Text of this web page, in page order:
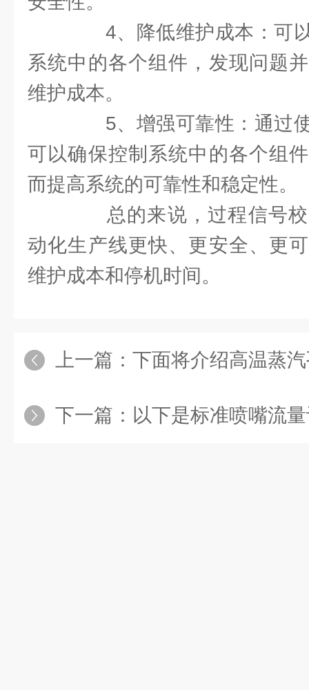
4、降低维护成本：可以
系统中的各个组件，发现问题
维护成本。
5、增强可靠性：通过使
可以确保控制系统中的各个组
而提高系统的可靠性和稳定性。
总的来说，过程信号校
动化生产线更快、更安全、更
维护成本和停机时间。
上一篇： 下面将介绍高温蒸汽孔板流
下一篇： 以下是标准喷嘴流